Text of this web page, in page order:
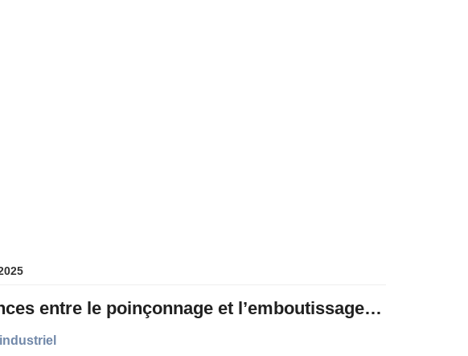
Différences entre le poinçonnage et l’emboutissage du métal